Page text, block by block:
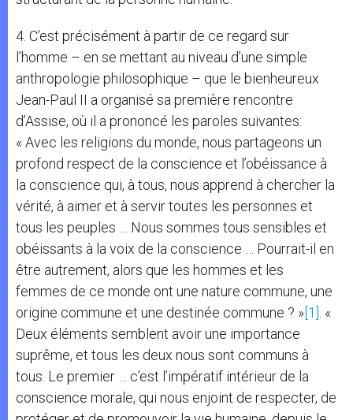
4. C’est précisément à partir de ce regard sur
l’homme – en se mettant au niveau d’une simple
anthropologie philosophique – que le bienheureux
Jean-Paul II a organisé sa première rencontre
d’Assise, où il a prononcé les paroles suivantes:
« Avec les religions du monde, nous partageons un
profond respect de la conscience et l’obéissance à
la conscience qui, à tous, nous apprend à chercher la
vérité, à aimer et à servir toutes les personnes et
tous les peuples … Nous sommes tous sensibles et
obéissants à la voix de la conscience … Pourrait-il en
être autrement, alors que les hommes et les
femmes de ce monde ont une nature commune, une
origine commune et une destinée commune ? » [1]
. «
Deux éléments semblent avoir une importance
suprême, et tous les deux nous sont communs à
tous. Le premier … c’est l’impératif intérieur de la
conscience morale, qui nous enjoint de respecter, de